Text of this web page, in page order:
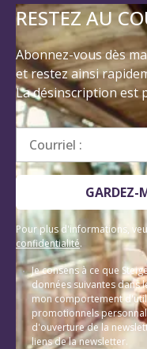
RESTEZ AU
Abonnez-vous dès
et restez ainsi
La désinscription est
Courriel :
GARDEZ-
Pour plus d'informations,
confidentialité.
Je consens à ce que
données suivantes dans
mon comportement
promotionnels
d'ouverture de la
liens de la newsletter.